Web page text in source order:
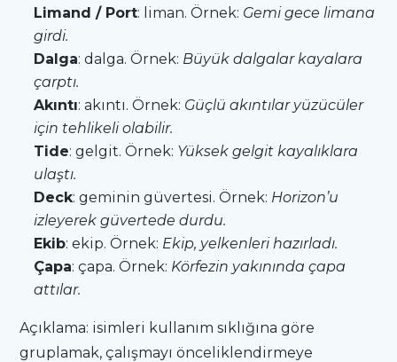
Limand / Port: liman. Örnek: Gemi gece limana
girdi.
Dalga: dalga. Örnek: Büyük dalgalar kayalara
çarptı.
Akıntı: akıntı. Örnek: Güçlü akıntılar yüzücüler
için tehlikeli olabilir.
Tide: gelgit. Örnek: Yüksek gelgit kayalıklara
ulaştı.
Deck: geminin güvertesi. Örnek: Horizon’u
izleyerek güvertede durdu.
Ekib: ekip. Örnek: Ekip, yelkenleri hazırladı.
Çapa: çapa. Örnek: Körfezin yakınında çapa
attılar.
Açıklama: isimleri kullanım sıklığına göre
gruplamak, çalışmayı önceliklendirmeye